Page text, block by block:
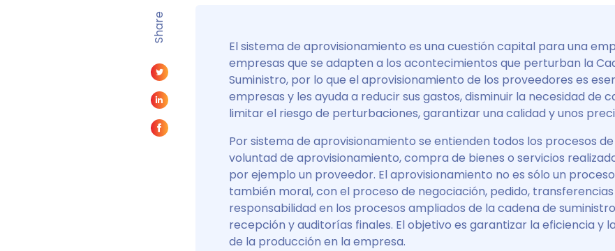
Share
El sistema de aprovisionamiento es una cuestión capital para una
empresas que se adapten a los acontecimientos que perturban la
Suministro, por lo que el aprovisionamiento de los proveedores es
empresas y les ayuda a reducir sus gastos, disminuir la necesidad de
limitar el riesgo de perturbaciones, garantizar una calidad y unos
Por sistema de aprovisionamiento se entienden todos los procesos
voluntad de aprovisionamiento, compra de bienes o servicios
por ejemplo un proveedor. El aprovisionamiento no es sólo un
también moral, con el proceso de negociación, pedido,
responsabilidad en los procesos ampliados de la cadena de
recepción y auditorías finales. El objetivo es garantizar la eficiencia y
de la producción en la empresa.